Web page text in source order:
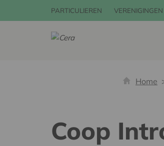
PARTICULIEREN VERENIGINGEN
Home
Coop